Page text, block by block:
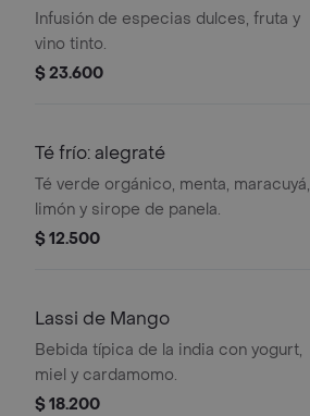
Infusión de especias dulces, fruta y
vino tinto.
$ 23.600
Té frío: alegraté
Té verde orgánico, menta, maracuyá,
limón y sirope de panela.
$ 12.500
Lassi de Mango
Bebida típica de la india con yogurt,
miel y cardamomo.
$ 18.200